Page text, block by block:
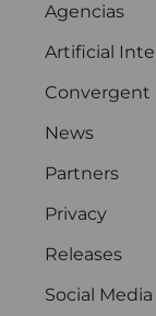
Agencias
Artificial
Convergent
News
Partners
Privacy
Releases
Social